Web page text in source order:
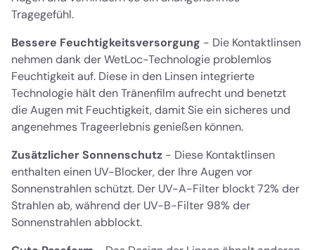
Tragegefühl.
Bessere Feuchtigkeitsversorgung - Die Kontaktlinsen
nehmen dank der WetLoc-Technologie problemlos
Feuchtigkeit auf. Diese in den Linsen integrierte
Technologie hält den Tränenfilm aufrecht und benetzt
die Augen mit Feuchtigkeit, damit Sie ein sicheres und
angenehmes Trageerlebnis genießen können.
Zusätzlicher Sonnenschutz - Diese Kontaktlinsen
enthalten einen UV-Blocker, der Ihre Augen vor
Sonnenstrahlen schützt. Der UV-A-Filter blockt 72% der
Strahlen ab, während der UV-B-Filter 98% der
Sonnenstrahlen abblockt.